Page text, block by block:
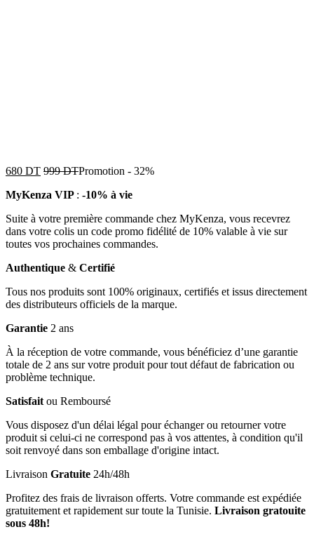
680 DT 999DTPromotion - 32%
MyKenza VIP : -10% à vie
Suite à votre première commande chez MyKenza, vous recevrez
dans votre colis un code promo fidélité de 10% valable à vie sur
toutes vos prochaines commandes.
Authentique & Certifié
Tous nos produits sont 100% originaux, certifiés et issus directement
des distributeurs officiels de la marque.
Garantie 2 ans
À la réception de votre commande, vous bénéficiez d’une garantie
totale de 2 ans sur votre produit pour tout défaut de fabrication ou
problème technique.
Satisfait ou Remboursé
Vous disposez d'un délai légal pour échanger ou retourner votre
produit si celui-ci ne correspond pas à vos attentes, à condition qu'il
soit renvoyé dans son emballage d'origine intact.
Livraison Gratuite 24h/48h
Profitez des frais de livraison offerts. Votre commande est expédiée
gratuitement et rapidement sur toute la Tunisie. Livraison gratouite
sous 48h!